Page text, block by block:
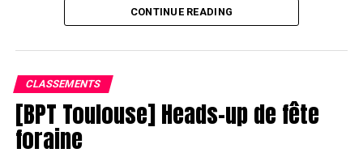
CONTINUE READING
CLASSEMENTS
[BPT Toulouse] Heads-up de fête
foraine